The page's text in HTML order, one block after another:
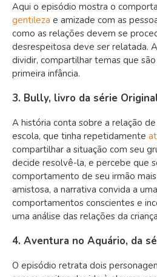
Aqui o episódio mostra o
gentileza e amizade com as
como as relações devem se
desrespeitosa deve ser relatada.
dividir, compartilhar temas que
primeira infância.
3. Bully, livro da série
A história conta sobre a relação
escola, que tinha repetidamente
compartilhar a situação com seu
decide resolvê-la, e percebe que
comportamento de seu irmão
amistosa, a narrativa convida a
comportamentos conscientes e
uma análise das relações da
4. Aventura no Aquário, da
O episódio retrata dois